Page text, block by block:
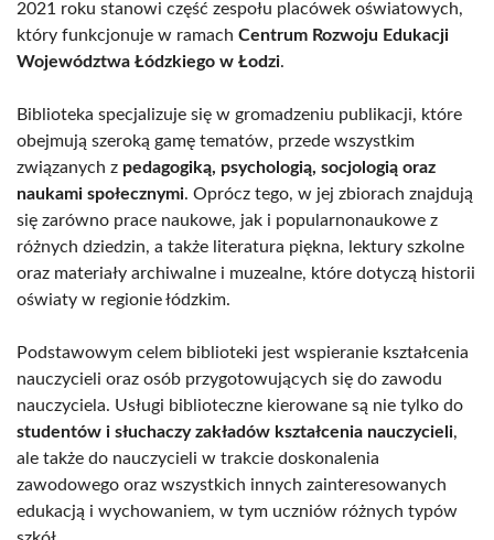
2021 roku stanowi część zespołu placówek oświatowych,
który funkcjonuje w ramach Centrum Rozwoju Edukacji
Województwa Łódzkiego w Łodzi.
Biblioteka specjalizuje się w gromadzeniu publikacji, które
obejmują szeroką gamę tematów, przede wszystkim
związanych z pedagogiką, psychologią, socjologią oraz
naukami społecznymi. Oprócz tego, w jej zbiorach znajdują
się zarówno prace naukowe, jak i popularnonaukowe z
różnych dziedzin, a także literatura piękna, lektury szkolne
oraz materiały archiwalne i muzealne, które dotyczą historii
oświaty w regionie łódzkim.
Podstawowym celem biblioteki jest wspieranie kształcenia
nauczycieli oraz osób przygotowujących się do zawodu
nauczyciela. Usługi biblioteczne kierowane są nie tylko do
studentów i słuchaczy zakładów kształcenia nauczycieli,
ale także do nauczycieli w trakcie doskonalenia
zawodowego oraz wszystkich innych zainteresowanych
edukacją i wychowaniem, w tym uczniów różnych typów